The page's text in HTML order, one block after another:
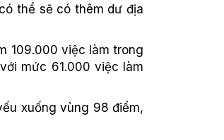
thể sẽ có thêm dư địa
109.000 việc làm trong
mức 61.000 việc làm
xuống vùng 98 điểm,